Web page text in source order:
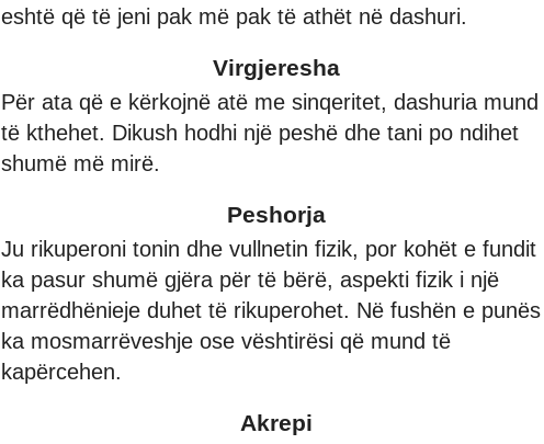
eshtë që të jeni pak më pak të athët në dashuri.
Virgjeresha
Për ata që e kërkojnë atë me sinqeritet, dashuria mund
të kthehet. Dikush hodhi një peshë dhe tani po ndihet
shumë më mirë.
Peshorja
Ju rikuperoni tonin dhe vullnetin fizik, por kohët e fundit
ka pasur shumë gjëra për të bërë, aspekti fizik i një
marrëdhënieje duhet të rikuperohet. Në fushën e punës
ka mosmarrëveshje ose vështirësi që mund të
kapërcehen.
Akrepi